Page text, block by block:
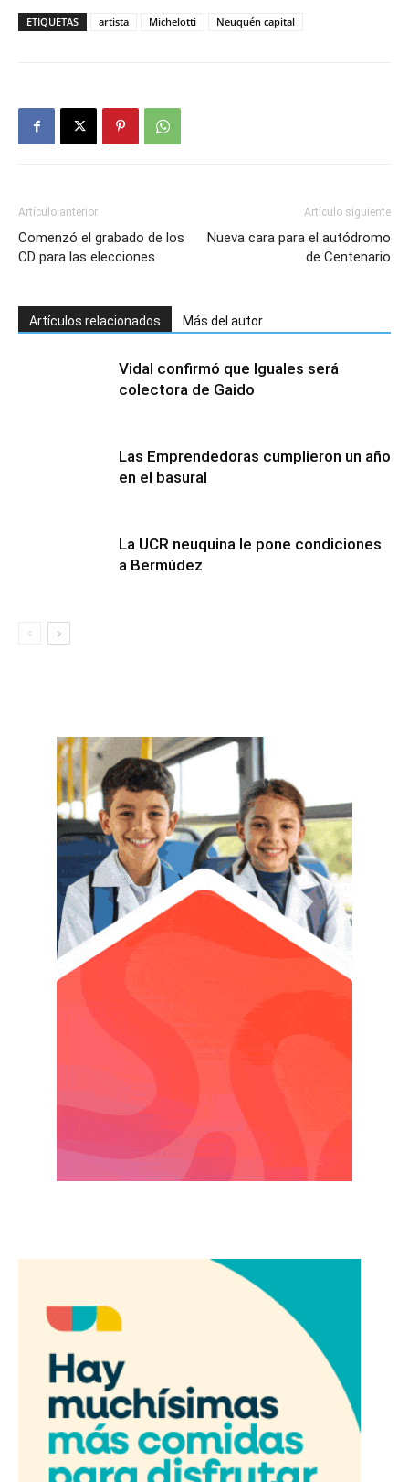
ETIQUETAS artista Michelotti Neuquén capital
Artículo anterior
Comenzó el grabado de los
CD para las elecciones
Artículo siguiente
Nueva cara para el autódromo
de Centenario
Artículos relacionados Más del autor
Vidal confirmó que Iguales será
colectora de Gaido
Las Emprendedoras cumplieron un año
en el basural
La UCR neuquina le pone condiciones
a Bermúdez